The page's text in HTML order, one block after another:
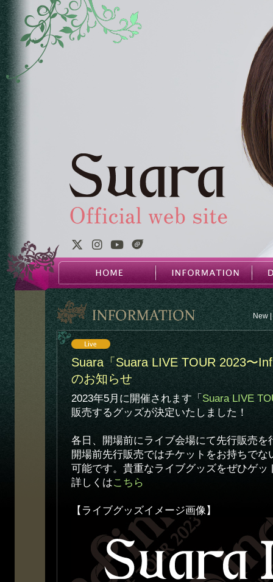
New |
Suara「Suara LIVE TOUR 2023〜
のお知らせ
2023年5月に開催されます「 Suara LIVE
販売するグッズが決定いたしました！
各日、開場前にライブ会場にて先行販売を
開場前先行販売ではチケットをお持ちで
可能です。貴重なライブグッズをぜひゲッ
詳しくはこちら
【ライブグッズイメージ画像】